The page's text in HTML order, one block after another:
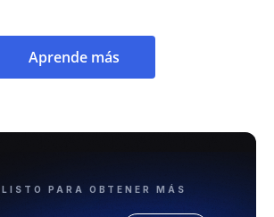
Aprende más
PARA OBTENER MÁS